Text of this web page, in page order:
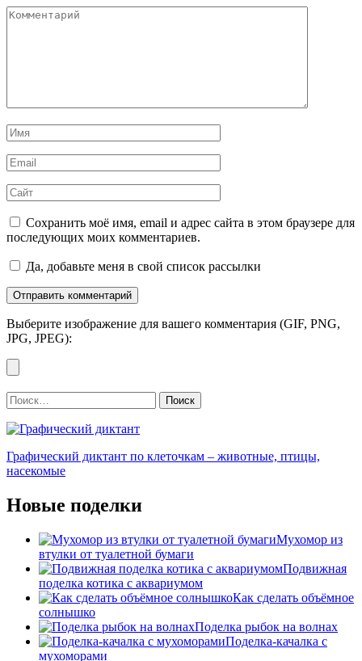
Комментарий
Имя
Email
Сайт
Сохранить моё имя, email и адрес сайта в этом браузере для
последующих моих комментариев.
Да, добавьте меня в свой список рассылки
Выберите изображение для вашего комментария (GIF, PNG,
JPG, JPEG):
Найти:
Графический диктант по клеточкам – животные, птицы,
насекомые
Новые поделки
Мухомор из
втулки от туалетной бумаги
Подвижная
поделка котика с аквариумом
Как сделать объёмное
солнышко
Поделка рыбок на волнах
Поделка-качалка с
мухоморами